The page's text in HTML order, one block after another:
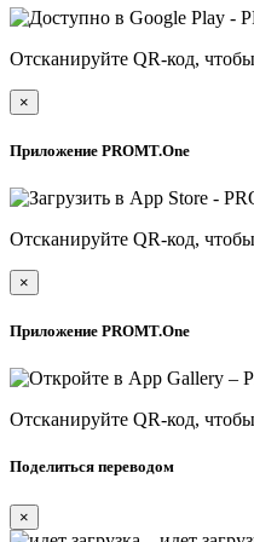
Отсканируйте QR-код,
×
Приложение PROMT.One
Отсканируйте QR-код,
×
Приложение PROMT.One
Отсканируйте QR-код,
Поделиться переводом
×